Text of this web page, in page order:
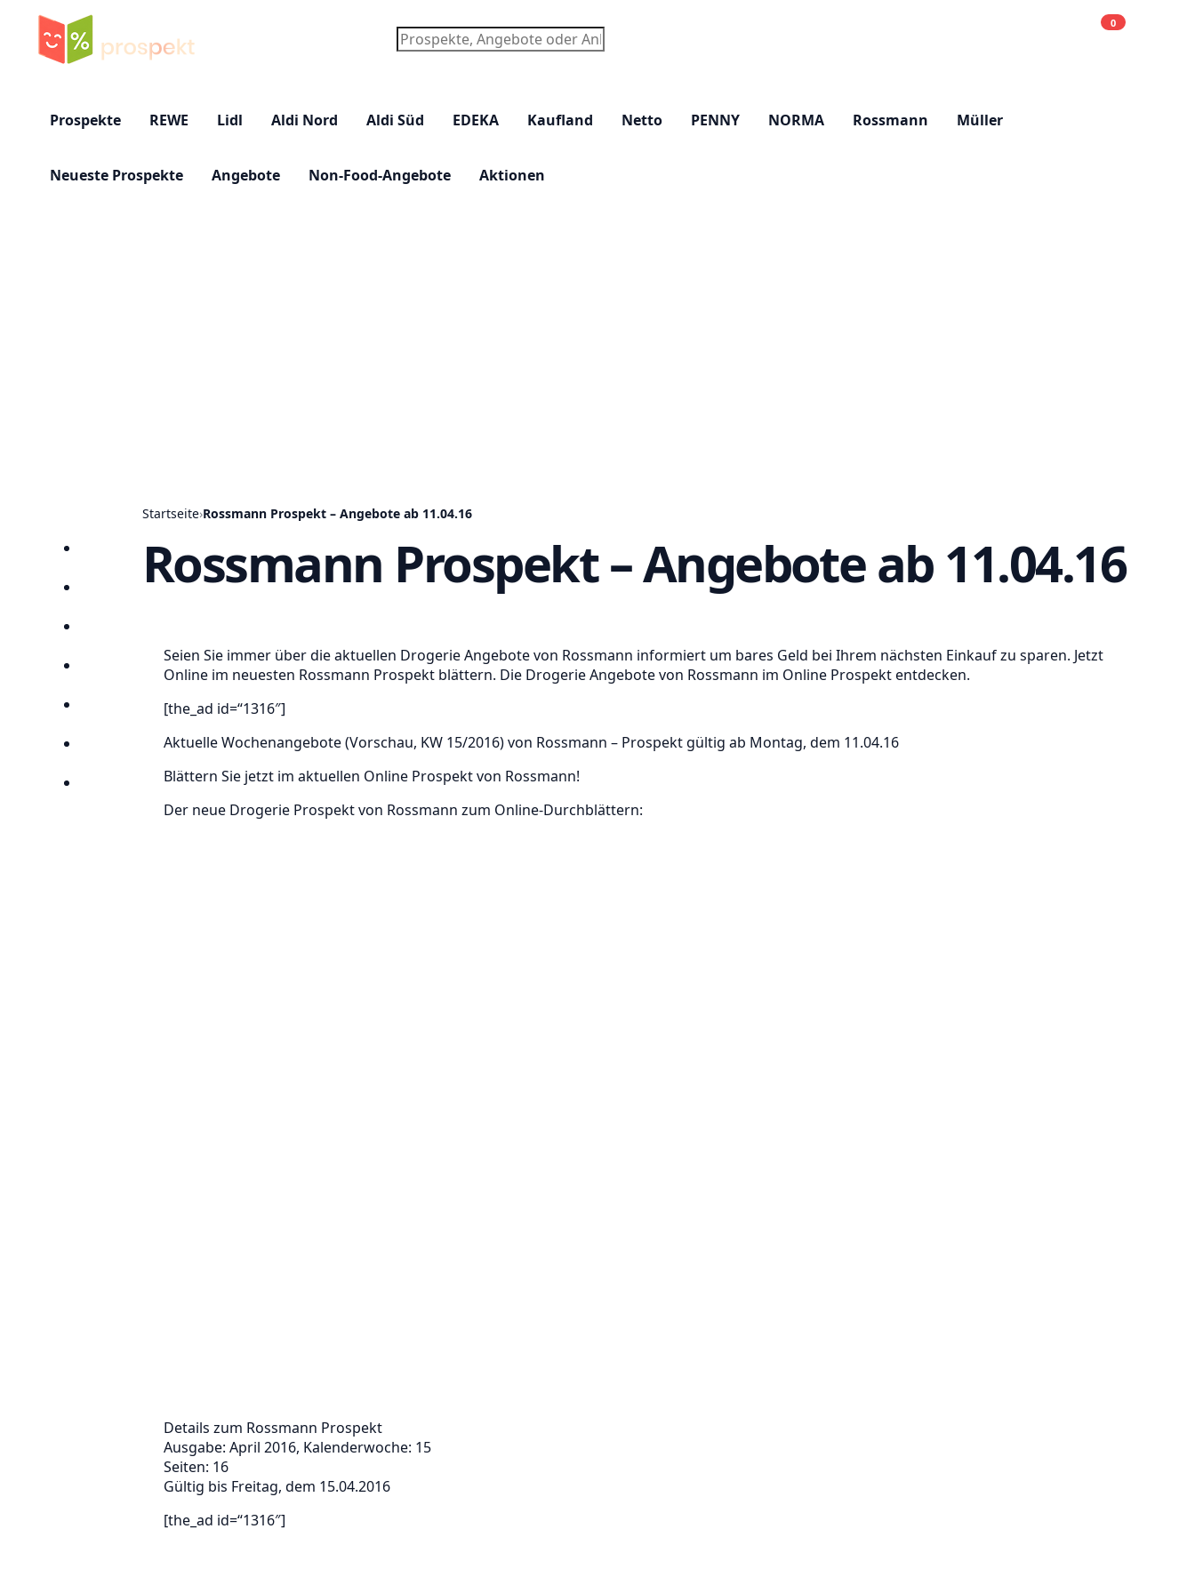
Suchen
0
Prospekte REWE Lidl Aldi Nord Aldi Süd EDEKA Kaufland Netto PENNY NORMA Rossmann Müller
Neueste Prospekte Angebote Non-Food-Angebote Aktionen
Startseite
Lieblingsprospekte
Startseite›Rossmann Prospekt – Angebote ab 11.04.16
Rossmann Prospekt – Angebote ab 11.04.16
Seien Sie immer über die aktuellen Drogerie Angebote von Rossmann informiert um bares Geld bei Ihrem nächsten Einkauf zu sparen. Jetzt
Online im neuesten Rossmann Prospekt blättern. Die Drogerie Angebote von Rossmann im Online Prospekt entdecken.
[the_ad id=“1316″]
Aktuelle Wochenangebote (Vorschau, KW 15/2016) von Rossmann – Prospekt gültig ab Montag, dem 11.04.16
Blättern Sie jetzt im aktuellen Online Prospekt von Rossmann!
Der neue Drogerie Prospekt von Rossmann zum Online-Durchblättern:
Details zum Rossmann Prospekt
Ausgabe: April 2016, Kalenderwoche: 15
Seiten: 16
Gültig bis Freitag, dem 15.04.2016
[the_ad id=“1316″]